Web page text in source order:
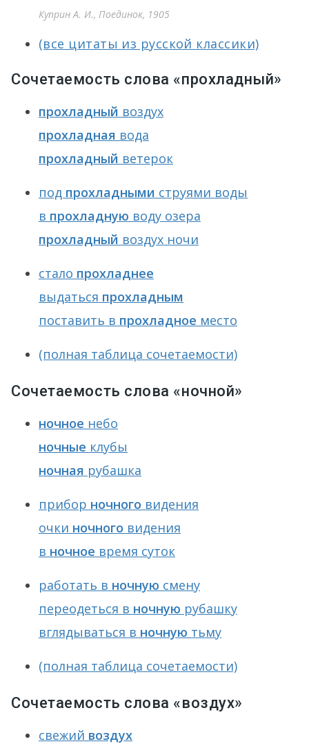
Куприн А. И., Поединок, 1905
(все цитаты из русской классики)
Сочетаемость слова «прохладный»
прохладный воздух
прохладная вода
прохладный ветерок
под прохладными струями воды
в прохладную воду озера
прохладный воздух ночи
стало прохладнее
выдаться прохладным
поставить в прохладное место
(полная таблица сочетаемости)
Сочетаемость слова «ночной»
ночное небо
ночные клубы
ночная рубашка
прибор ночного видения
очки ночного видения
в ночное время суток
работать в ночную смену
переодеться в ночную рубашку
вглядываться в ночную тьму
(полная таблица сочетаемости)
Сочетаемость слова «воздух»
свежий воздух